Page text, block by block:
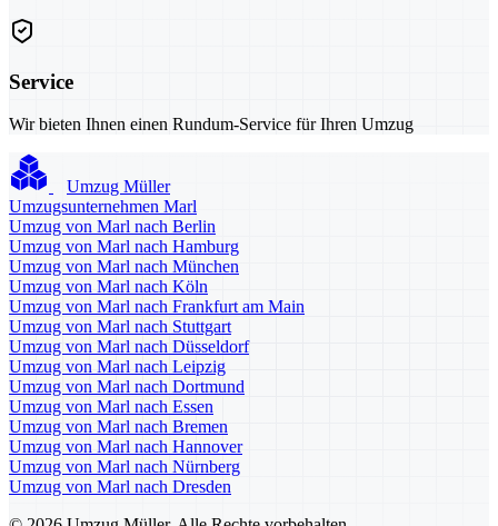
Service
Wir bieten Ihnen einen Rundum-Service für Ihren Umzug
Umzug Müller
Umzugsunternehmen Marl
Umzug von Marl nach Berlin
Umzug von Marl nach Hamburg
Umzug von Marl nach München
Umzug von Marl nach Köln
Umzug von Marl nach Frankfurt am Main
Umzug von Marl nach Stuttgart
Umzug von Marl nach Düsseldorf
Umzug von Marl nach Leipzig
Umzug von Marl nach Dortmund
Umzug von Marl nach Essen
Umzug von Marl nach Bremen
Umzug von Marl nach Hannover
Umzug von Marl nach Nürnberg
Umzug von Marl nach Dresden